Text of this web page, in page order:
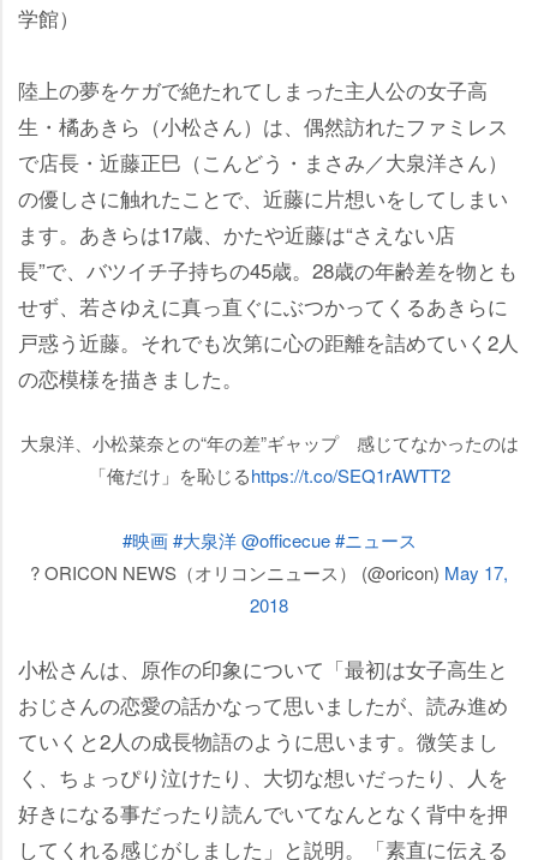
学館）
陸上の夢をケガで絶たれてしまった主人公の女子高
生・橘あきら（小松さん）は、偶然訪れたファミレス
で店長・近藤正巳（こんどう・まさみ／大泉洋さん）
の優しさに触れたことで、近藤に片想いをしてしまい
ます。あきらは17歳、かたや近藤は“さえない店
長”で、バツイチ子持ちの45歳。28歳の年齢差を物とも
せず、若さゆえに真っ直ぐにぶつかってくるあきらに
戸惑う近藤。それでも次第に心の距離を詰めていく2人
の恋模様を描きました。
大泉洋、小松菜奈との“年の差”ギャップ 感じてなかったのは
「俺だけ」を恥じるhttps://t.co/SEQ1rAWTT2
#映画 #大泉洋 @officecue #ニュース
? ORICON NEWS（オリコンニュース） (@oricon) May 17,
2018
小松さんは、原作の印象について「最初は女子高生と
おじさんの恋愛の話かなって思いましたが、読み進め
ていくと2人の成長物語のように思います。微笑まし
く、ちょっぴり泣けたり、大切な想いだったり、人を
好きになる事だったり読んでいてなんとなく背中を押
してくれる感じがしました」と説明。「素直に伝える